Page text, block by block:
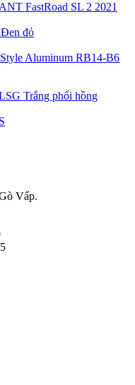
FastRoad SL 2 2021
đỏ
Aluminum RB14-B6
Trắng phối hồng
Vấp.